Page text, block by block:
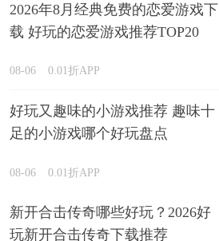
2026年8月经典免费的恋爱游戏下
载 好玩的恋爱游戏推荐TOP20
08-06 0.01折APP
好玩又趣味的小游戏推荐 趣味十
足的小游戏哪个好玩盘点
08-06 0.01折APP
新开合击传奇哪些好玩？2026好
玩新开合击传奇下载推荐